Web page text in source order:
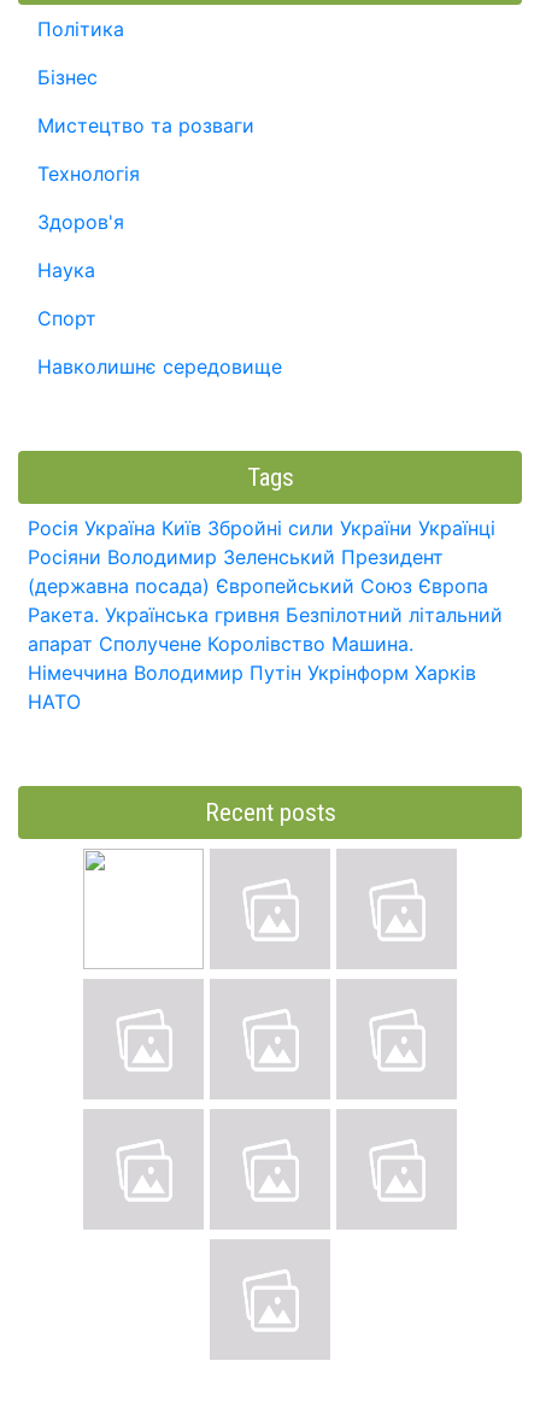
Політика
Бізнес
Мистецтво та розваги
Технологія
Здоров'я
Наука
Спорт
Навколишнє середовище
Tags
Росія Україна Київ Збройні сили України Українці
Росіяни Володимир Зеленський Президент
(державна посада) Європейський Союз Європа
Ракета. Українська гривня Безпілотний літальний
апарат Сполучене Королівство Машина.
Німеччина Володимир Путін Укрінформ Харків
НАТО
Recent posts